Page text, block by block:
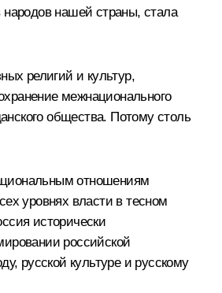
нашей страны, стала
религий и культур,
межнационального
общества. Потому столь
отношениям
уровнях власти в тесном
исторически
российской
русской культуре и русскому